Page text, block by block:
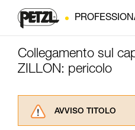
Collegamento sul
ZILLON: pericolo
AVVISO TITOLO